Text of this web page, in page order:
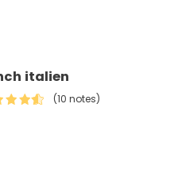
italien
(10 notes)